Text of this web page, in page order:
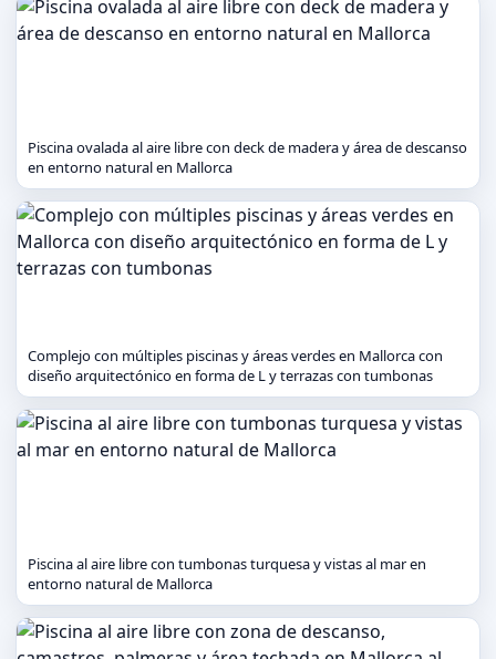
Piscina ovalada al aire libre con deck de madera y área de descanso
en entorno natural en Mallorca
Complejo con múltiples piscinas y áreas verdes en Mallorca con
diseño arquitectónico en forma de L y terrazas con tumbonas
Piscina al aire libre con tumbonas turquesa y vistas al mar en
entorno natural de Mallorca